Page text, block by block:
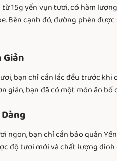
15g yến vụn tươi, có hàm
Bên cạnh đó, đường phèn
bạn chỉ cần lắc đều trước
giản, bạn đã có một món ăn
ngon, bạn chỉ cần bảo quản
độ tươi mới và chất lượng